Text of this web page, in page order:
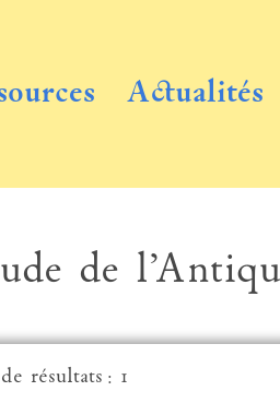
Actualités
de
résultats : 1